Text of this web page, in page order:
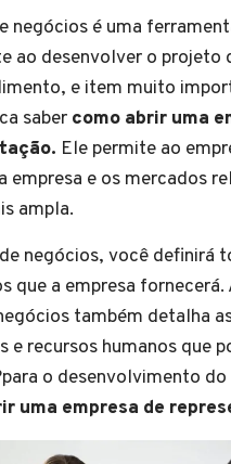
negócios é uma
ao desenvolver o projeto
e item muito
saber como abrir uma
Ele permite ao
empresa e os mercados
ampla.
negócios, você definirá
que a empresa
também detalha
e recursos humanos que
o desenvolvimento
uma empresa de